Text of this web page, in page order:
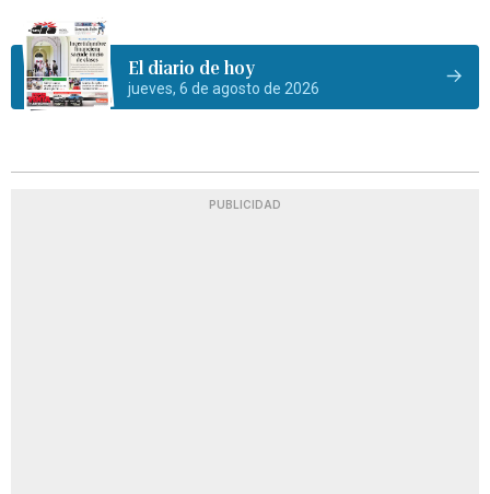
El diario de hoy
jueves, 6 de agosto de 2026
PUBLICIDAD